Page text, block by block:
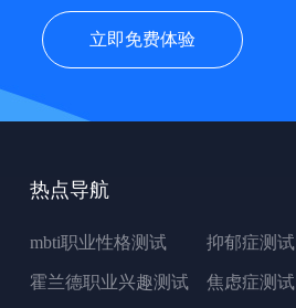
立即免费体验
热点导航
mbti职业性格测试 抑郁症测试
霍兰德职业兴趣测试 焦虑症测试